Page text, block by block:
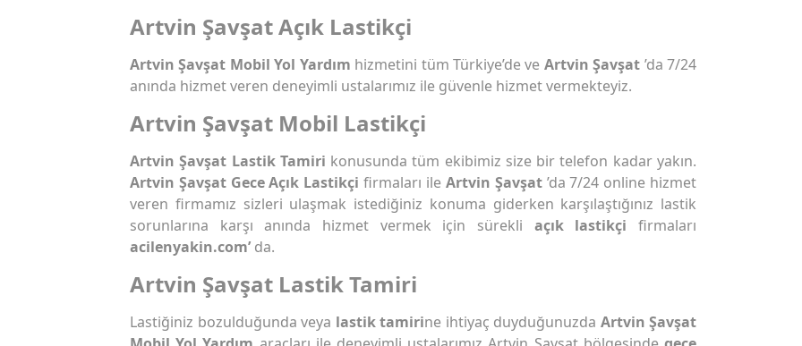
Artvin Şavşat Açık Lastikçi
Artvin Şavşat Mobil Yol Yardım hizmetini tüm Türkiye’de ve Artvin Şavşat ’da 7/24
anında hizmet veren deneyimli ustalarımız ile güvenle hizmet vermekteyiz.
Artvin Şavşat Mobil Lastikçi
Artvin Şavşat Lastik Tamiri konusunda tüm ekibimiz size bir telefon kadar yakın.
Artvin Şavşat Gece Açık Lastikçi firmaları ile Artvin Şavşat ’da 7/24 online hizmet
veren firmamız sizleri ulaşmak istediğiniz konuma giderken karşılaştığınız lastik
sorunlarına karşı anında hizmet vermek için sürekli açık lastikçi firmaları
acilenyakin.com’ da.
Artvin Şavşat Lastik Tamiri
Lastiğiniz bozulduğunda veya lastik tamirine ihtiyaç duyduğunuzda Artvin Şavşat